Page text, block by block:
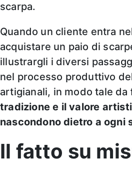
scarpa.
Quando un cliente entra
acquistare un paio di
illustrargli i diversi
nel processo produttivo
artigianali, in modo tale da
tradizione e il valore
nascondono dietro a ogni
Il fatto su